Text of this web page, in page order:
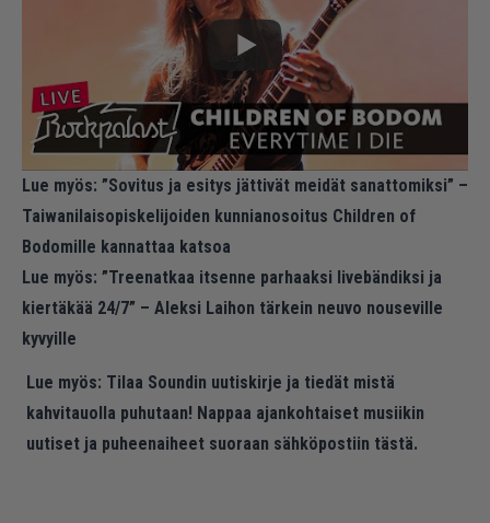
Lue myös: ”Sovitus ja esitys jättivät meidät sanattomiksi” –
Taiwanilaisopiskelijoiden kunnianosoitus Children of
Bodomille kannattaa katsoa
Lue myös: ”Treenatkaa itsenne parhaaksi livebändiksi ja
kiertäkää 24/7” – Aleksi Laihon tärkein neuvo nouseville
kyvyille
Lue myös: Tilaa Soundin uutiskirje ja tiedät mistä
kahvitauolla puhutaan! Nappaa ajankohtaiset musiikin
uutiset ja puheenaiheet suoraan sähköpostiin tästä.